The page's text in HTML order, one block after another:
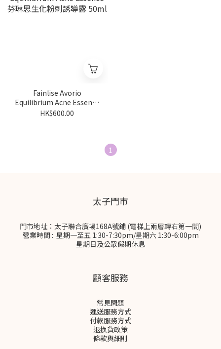
Fainlise Avorio
Equilibrium Acne Essence
芬琳思生化粉刺誘導露 50ml
HK$600.00
1
太子門市
門市地址：太子聯合廣場168A號鋪 (電梯上兩層轉右第一間)
營業時間 : 星期一至五 1:30-7:30pm/星期六 1:30-6:00pm
星期日及公眾假期休息
顧客服務
常見問題
運送服務方式
付款服務方式
退換貨政策
條款與細則